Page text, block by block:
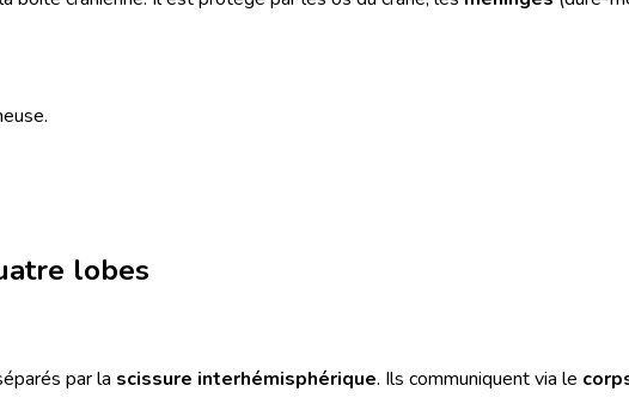
lobes
par la scissure interhémisphérique. Ils communiquent via le